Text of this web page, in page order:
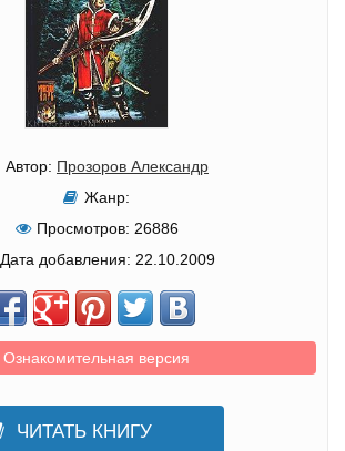
Автор: Прозоров Александр
Жанр:
Просмотров: 26886
Дата добавления: 22.10.2009
Ознакомительная версия
ЧИТАТЬ КНИГУ